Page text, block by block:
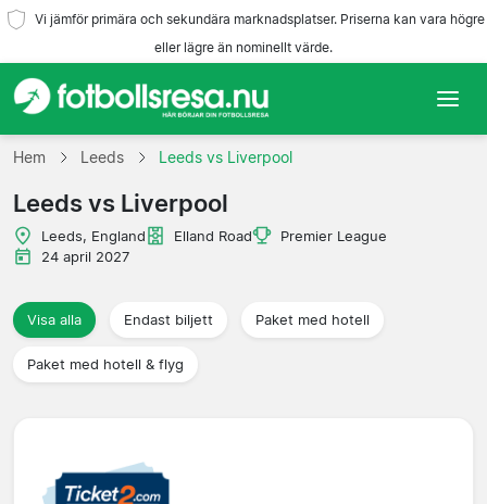
Vi jämför primära och sekundära marknadsplatser. Priserna kan vara högre
eller lägre än nominellt värde.
Hem
Lag
Ligor
Resebyråer
Hem Leeds Leeds vs Liverpool
Leeds vs Liverpool
Leeds, England Elland Road
Premier League
24 april 2027
Visa alla Endast biljett Paket med hotell
Paket med hotell & flyg